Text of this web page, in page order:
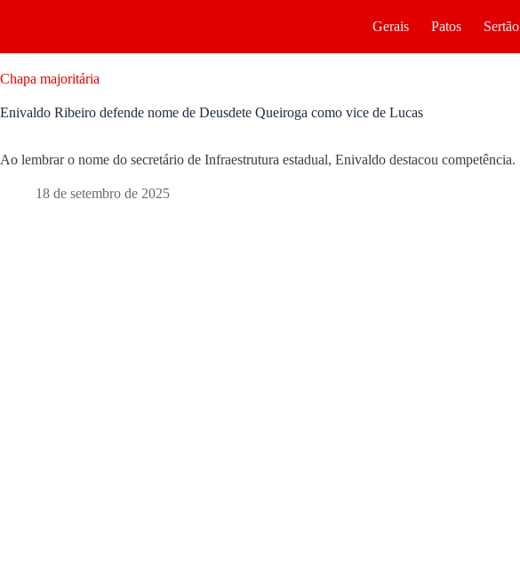
Gerais Patos Sertão
Chapa majoritária
Enivaldo Ribeiro defende nome de Deusdete Queiroga como vice de Lucas
Ao lembrar o nome do secretário de Infraestrutura estadual, Enivaldo destacou competência.
18 de setembro de 2025